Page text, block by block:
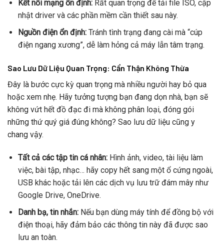
Kết nối mạng ổn định:Rất quan trọng để tải file ISO, cập
nhật driver và các phần mềm cần thiết sau này.
Nguồn điện ổn định:Tránh tình trạng đang cài mà “cúp
điện ngang xương”, dễ làm hỏng cả máy lẫn tâm trạng.
Sao Lưu Dữ Liệu Quan Trọng: Cẩn Thận Không Thừa
Đây là bước cực kỳ quan trọng mà nhiều người hay bỏ qua
hoặc xem nhẹ. Hãy tưởng tượng bạn đang dọn nhà, bạn sẽ
không vứt hết đồ đạc đi mà không phân loại, đóng gói
những thứ quý giá đúng không? Sao lưu dữ liệu cũng y
chang vậy.
Tất cả các tập tin cá nhân:Hình ảnh, video, tài liệu làm
việc, bài tập, nhạc… hãy copy hết sang một ổ cứng ngoài,
USB khác hoặc tải lên các dịch vụ lưu trữ đám mây như
Google Drive, OneDrive.
Danh bạ, tin nhắn:Nếu bạn dùng máy tính để đồng bộ với
điện thoại, hãy đảm bảo các thông tin này đã được sao
lưu an toàn.